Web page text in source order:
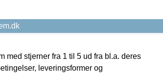
med stjerner fra 1 til 5 ud fra bl.a. deres
leveringsformer og